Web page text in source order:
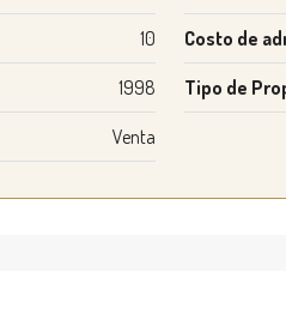
10 Costo de
1998 Tipo de
Venta